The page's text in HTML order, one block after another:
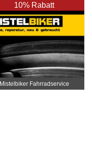
10% Rabatt
Mistelbiker Fahrradservice